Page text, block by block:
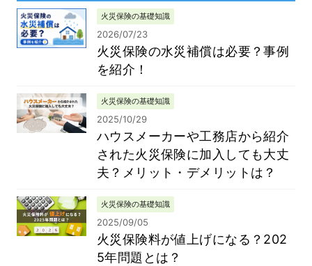
火災保険の基礎知識
2026/07/23
火災保険の水災補償は必要？事例
を紹介！
火災保険の基礎知識
2025/10/29
ハウスメーカーや工務店から紹介
された火災保険に加入しても大丈
夫？メリット・デメリットは？
火災保険の基礎知識
2025/09/05
火災保険料が値上げになる？202
5年問題とは？